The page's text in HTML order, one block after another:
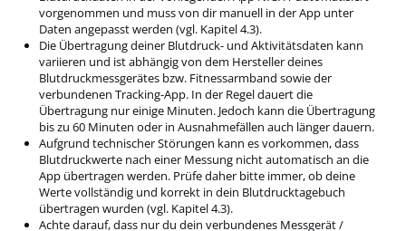
vorgenommen und muss von dir manuell in der App unter
Daten angepasst werden (vgl. Kapitel 4.3).
Die Übertragung deiner Blutdruck- und Aktivitätsdaten kann
variieren und ist abhängig von dem Hersteller deines
Blutdruckmessgerätes bzw. Fitnessarmband sowie der
verbundenen Tracking-App. In der Regel dauert die
Übertragung nur einige Minuten. Jedoch kann die Übertragung
bis zu 60 Minuten oder in Ausnahmefällen auch länger dauern.
Aufgrund technischer Störungen kann es vorkommen, dass
Blutdruckwerte nach einer Messung nicht automatisch an die
App übertragen werden. Prüfe daher bitte immer, ob deine
Werte vollständig und korrekt in dein Blutdrucktagebuch
übertragen wurden (vgl. Kapitel 4.3).
Achte darauf, dass nur du dein verbundenes Messgerät /